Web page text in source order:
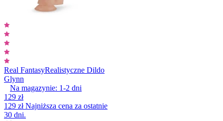
Real FantasyRealistyczne Dildo
Glynn
Na magazynie: 1-2 dni
129 zł
129 złNajniższa cena za ostatnie
30 dni.